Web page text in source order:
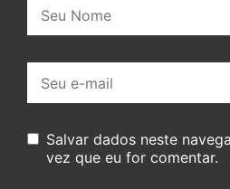
mail:
Salvar dados neste
vez que eu for comentar.